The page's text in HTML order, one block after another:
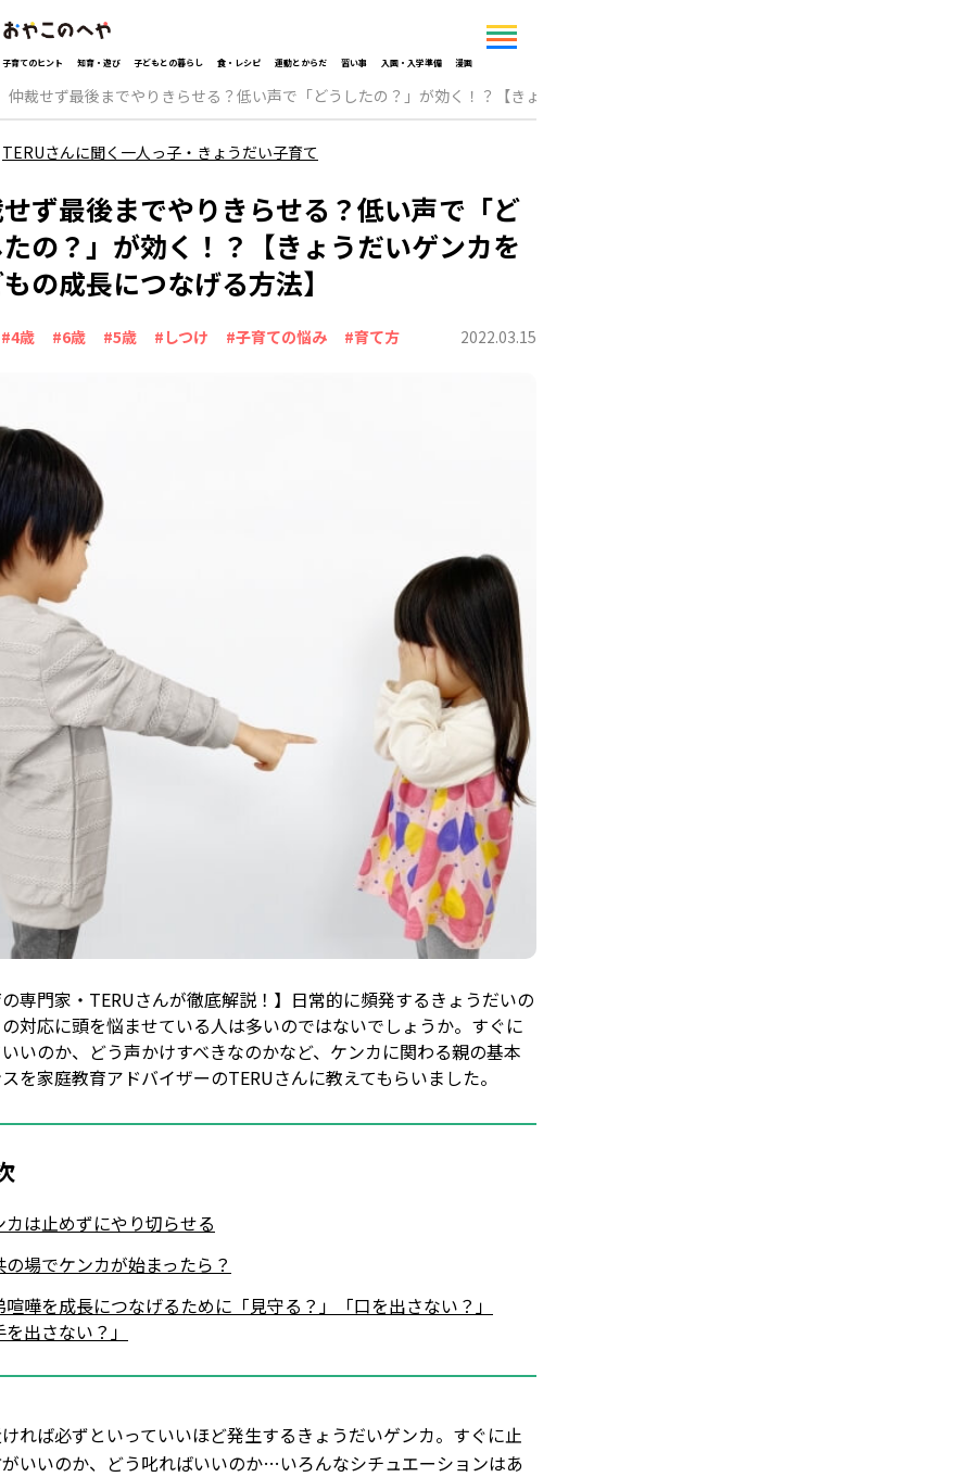
子育てのヒント 知育・遊び 子どもとの暮らし 食・レシピ 運動とからだ 習い事 入園・入学準備 漫画
仲裁せず最後までやりきらせる？低い声で「どうしたの？」が効く！？【きょうだいゲンカを子どもの成長につなげる方法】
TERUさんに聞く一人っ子・きょうだい子育て
ず最後までやりきらせる？低い声で「ど
の？」が効く！？【きょうだいゲンカを
の成長につなげる方法】
#4歳 #6歳 #5歳 #しつけ #子育ての悩み #育て方 2022.03.15
の専門家・TERUさんが徹底解説！】日常的に頻発するきょうだいの
対応に頭を悩ませている人は多いのではないでしょうか。すぐに
いのか、どう声かけすべきなのかなど、ケンカに関わる親の基本
を家庭教育アドバイザーのTERUさんに教えてもらいました。
カは止めずにやり切らせる
の場でケンカが始まったら？
喧嘩を成長につなげるために「見守る？」「口を出さない？」
を出さない？」
れば必ずといっていいほど発生するきょうだいゲンカ。すぐに止
いいのか、どう叱ればいいのか…いろんなシチュエーションはあ